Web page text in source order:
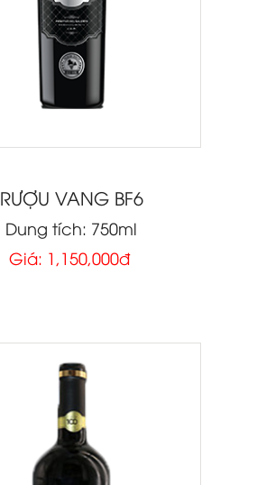
RƯỢU VANG BF6
Dung tích: 750ml
Giá: 1,150,000đ